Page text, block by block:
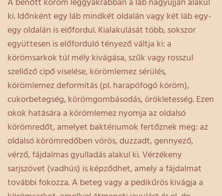
ki. Időnként egy láb mindkét oldalán vagy két láb egy-
egy oldalán is előfordul. Kialakulását több, sokszor
együttesen is előforduló tényező váltja ki: a
körömsarkok túl mély kivágása, szűk vagy rosszul
szellőző cipő viselése, körömlemez sérülés,
körömlemez deformitás (pl. harapófogó köröm),
cukorbetegség, körömgombásodás, örökletesség. Ezen
okok hatására a körömlemez nyomja az oldalsó
körömredőt, amelyet baktériumok fertőznek meg: az
oldalsó körömredőben vörös, duzzadt, gennyező,
vérző, fájdalmas gyulladás alakul ki. Vérzékeny
sarjszövet (vadhús) is képződhet, amely a fájdalmat
további fokozza. A beteg vagy a pedikűrös kivágja a